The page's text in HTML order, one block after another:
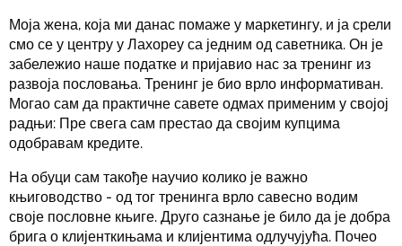
Моја жена, која ми данас помаже у маркетингу, и ја срели
смо се у центру у Лахореу са једним од саветника. Он је
забележио наше податке и пријавио нас за тренинг из
развоја пословања. Тренинг је био врло информативан.
Могао сам да практичне савете одмах применим у својој
радњи: Пре свега сам престао да својим купцима
одобравам кредите.
На обуци сам такође научио колико је важно
књиговодство - од тог тренинга врло савесно водим
своје пословне књиге. Друго сазнање је било да је добра
брига о клијенткињама и клијентима одлучујућа. Почео